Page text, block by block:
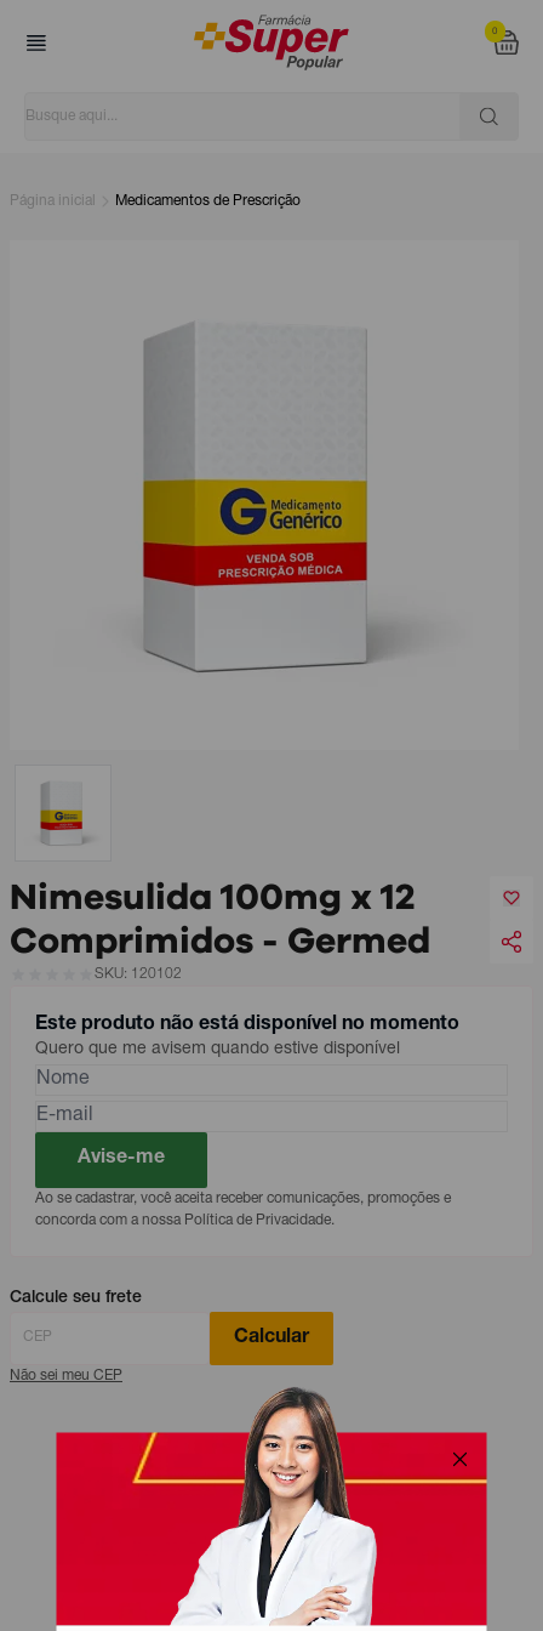
0
Página inicial Medicamentos de Prescrição
Nimesulida 100mg x 12
Comprimidos - Germed
SKU: 120102
Este produto não está disponível no momento
Quero que me avisem quando estive disponível
Avise-me
Ao se cadastrar, você aceita receber comunicações, promoções e
concorda com a nossa Política de Privacidade.
Calcule seu frete
Calcular
Não sei meu CEP